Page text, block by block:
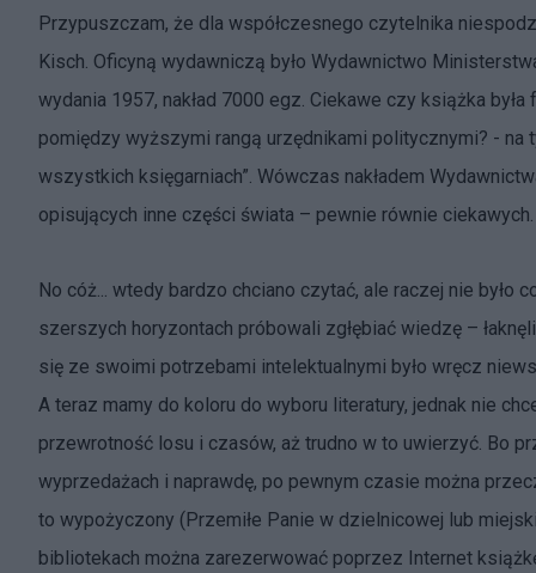
Przypuszczam, że dla współczesnego czytelnika
Kisch. Oficyną wydawniczą było Wydawnictwo
wydania 1957, nakład 7000 egz. Ciekawe czy książka
pomiędzy wyższymi rangą urzędnikami politycznymi? - na
wszystkich księgarniach”. Wówczas nakładem
opisujących inne części świata – pewnie równie ciekawych.
No cóż... wtedy bardzo chciano czytać, ale raczej nie
szerszych horyzontach próbowali zgłębiać wiedzę –
się ze swoimi potrzebami intelektualnymi było wręcz
A teraz mamy do koloru do wyboru literatury, jednak nie
przewrotność losu i czasów, aż trudno w to uwierzyć. Bo
wyprzedażach i naprawdę, po pewnym czasie można
to wypożyczony (Przemiłe Panie w dzielnicowej lub
bibliotekach można zarezerwować poprzez Internet